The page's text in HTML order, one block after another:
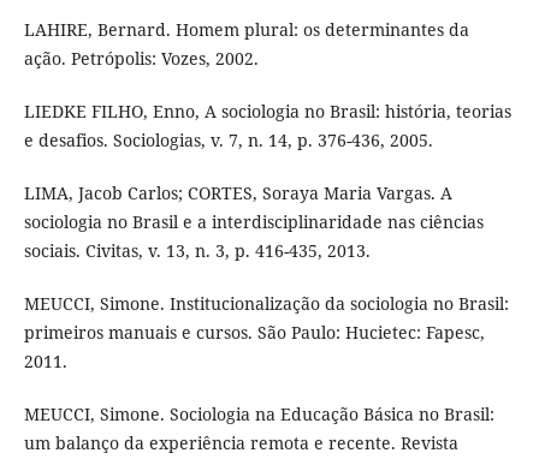
LAHIRE, Bernard. Homem plural: os determinantes da
ação. Petrópolis: Vozes, 2002.
LIEDKE FILHO, Enno, A sociologia no Brasil: história, teorias
e desafios. Sociologias, v. 7, n. 14, p. 376-436, 2005.
LIMA, Jacob Carlos; CORTES, Soraya Maria Vargas. A
sociologia no Brasil e a interdisciplinaridade nas ciências
sociais. Civitas, v. 13, n. 3, p. 416-435, 2013.
MEUCCI, Simone. Institucionalização da sociologia no Brasil:
primeiros manuais e cursos. São Paulo: Hucietec: Fapesc,
2011.
MEUCCI, Simone. Sociologia na Educação Básica no Brasil:
um balanço da experiência remota e recente. Revista